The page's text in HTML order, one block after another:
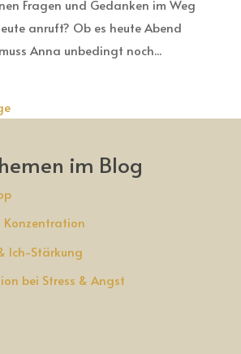
Fragen und Gedanken im Weg
anruft? Ob es heute Abend
Anna unbedingt noch...
im Blog
Ich-Stärkung
bei Stress & Angst